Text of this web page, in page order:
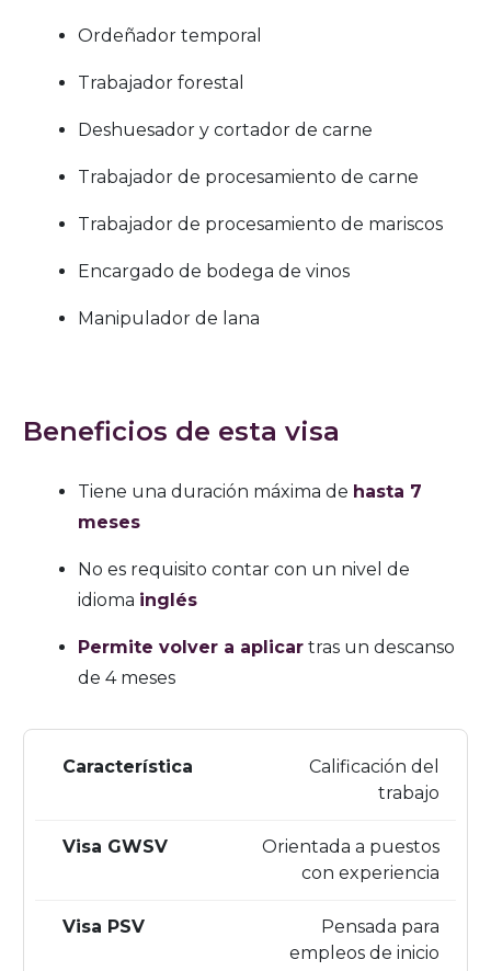
Ordeñador temporal
Trabajador forestal
Deshuesador y cortador de carne
Trabajador de procesamiento de carne
Trabajador de procesamiento de mariscos
Encargado de bodega de vinos
Manipulador de lana
Beneficios de esta visa
Tiene una duración máxima de hasta 7
meses
No es requisito contar con un nivel de
idioma inglés
Permite volver a aplicar tras un descanso
de 4 meses
Calificación del
trabajo
Orientada a puestos
con experiencia
Pensada para
empleos de inicio